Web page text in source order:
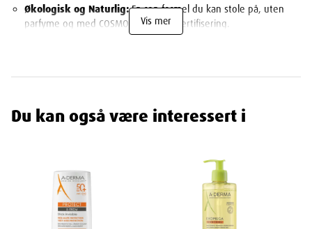
Økologisk og Naturlig:En ren formel du kan stole på, uten
parfyme og med COSMOS ORGANIC-sertifisering.
hele ansiktet, halsen og selv rundt øynene.
Påføres morgen og kveld på renset hud for å gi kontinuerlig styrke
og fuktighet til hudbarrieren. Fungerer utmerket alene, eller som
et ekstra beskyttende lag over et annet A-Derma Biology-produkt.
Invester i din huds langsiktige helse med en krem som styrker
Vis mer
Du kan også være interessert i